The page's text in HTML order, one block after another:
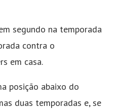
segundo na temporada
contra o
em casa.
posição abaixo do
duas temporadas e, se